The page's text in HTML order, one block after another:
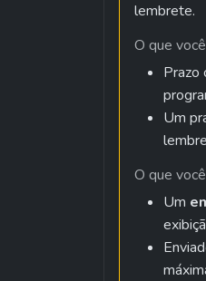
lembrete.
O que
Prazo
Um
O que
Um